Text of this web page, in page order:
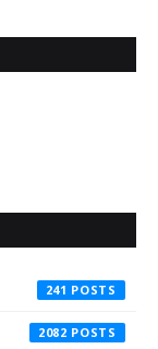
241
2082